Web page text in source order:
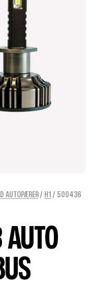
AUTOPÆRER/ H1 / 500436